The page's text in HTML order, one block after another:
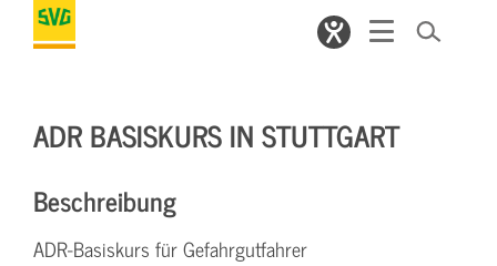
ADR BASISKURS IN STUTTGART
Beschreibung
ADR-Basiskurs für Gefahrgutfahrer